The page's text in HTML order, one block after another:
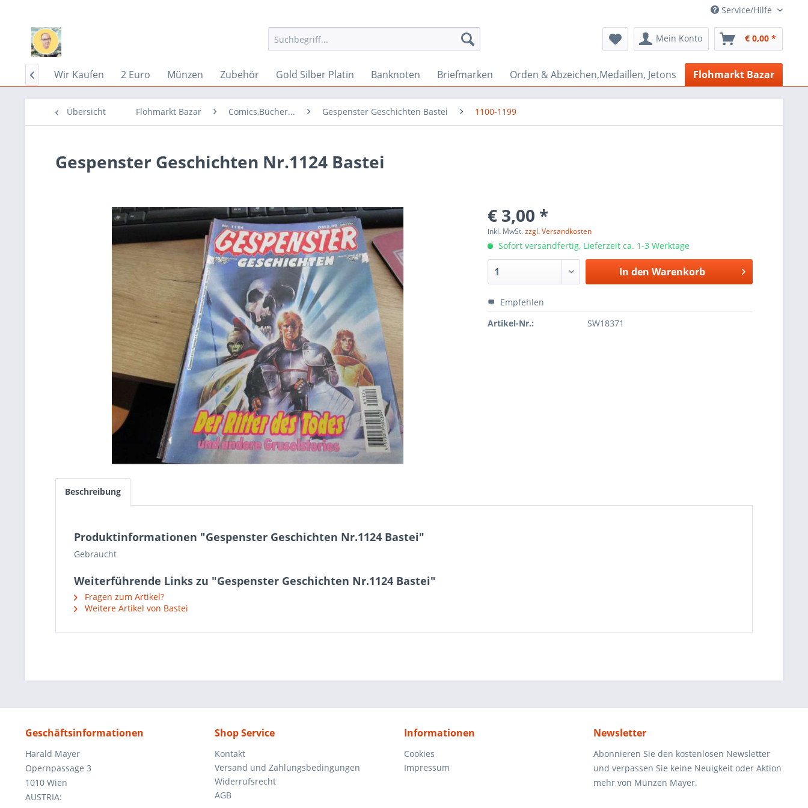
Service/Hilfe
Mein Konto € 0,00 *
Home Wir Kaufen 2 Euro Münzen Zubehör Gold Silber Platin Banknoten Briefmarken Orden & Abzeichen,Medaillen, Jetons Flohmarkt Bazar

Übersicht Flohmarkt Bazar Comics,Bücher... Gespenster Geschichten Bastei 1100-1199
Gespenster Geschichten Nr.1124 Bastei
€ 3,00 *
inkl. MwSt.zzgl. Versandkosten
Sofort versandfertig, Lieferzeit ca. 1-3 Werktage
In den Warenkorb
Empfehlen
Artikel-Nr.:
SW18371
Beschreibung
Produktinformationen "Gespenster Geschichten Nr.1124 Bastei"
Gebraucht
Weiterführende Links zu "Gespenster Geschichten Nr.1124 Bastei"
Fragen zum Artikel?
Weitere Artikel von Bastei
Geschäftsinformationen
Harald Mayer
Opernpassage 3
1010 Wien
AUSTRIA:
Shop Service
Kontakt
Versand und Zahlungsbedingungen
Widerrufsrecht
AGB
Informationen
Cookies
Impressum
Newsletter
Abonnieren Sie den kostenlosen Newsletter
und verpassen Sie keine Neuigkeit oder Aktion
mehr von Münzen Mayer.